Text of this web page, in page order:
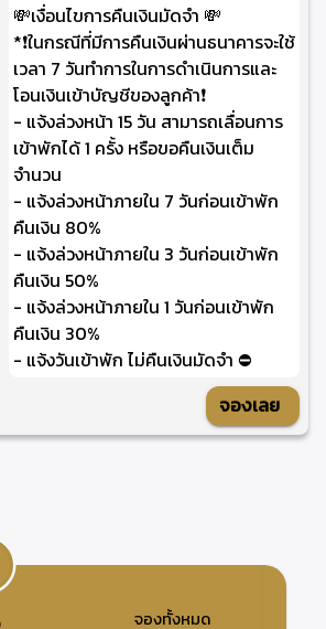
💸เงื่อนไขการคืนเงินมัดจำ 💸
*❗ในกรณีที่มีการคืนเงินผ่านธนาคารจะใช้
เวลา 7 วันทำการในการดำเนินการและ
โอนเงินเข้าบัญชีของลูกค้า❗
- แจ้งล่วงหน้า 15 วัน สามารถเลื่อนการ
เข้าพักได้ 1 ครั้ง หรือขอคืนเงินเต็ม
จำนวน
- แจ้งล่วงหน้าภายใน 7 วันก่อนเข้าพัก
คืนเงิน 80%
- แจ้งล่วงหน้าภายใน 3 วันก่อนเข้าพัก
คืนเงิน 50%
- แจ้งล่วงหน้าภายใน 1 วันก่อนเข้าพัก
คืนเงิน 30%
- แจ้งวันเข้าพัก ไม่คืนเงินมัดจำ ⛔
จองเลย
จองทั้งหมด